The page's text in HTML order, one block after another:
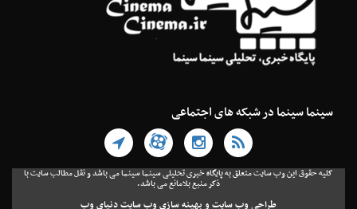
سینما سینما در شبکه های اجتماعی
کلیه حقوق این وب سایت متعلق به پایگاه خبری تحلیلی سینما سینما می باشد و نقل مطالب سایت با
ذکر منبع بلامانع می باشد.
طراحی وب سایت و بهینه سازی وب سایتدنیای وب